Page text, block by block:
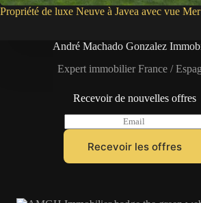
Propriété de luxe Neuve à Javea avec vue Mer
André Machado Gonzalez
Expert immobilier France /
Recevoir de nouvelles offres
m
l
Recevoir les offres